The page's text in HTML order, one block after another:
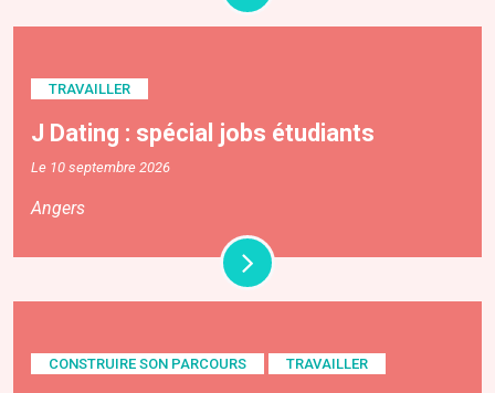
TRAVAILLER
J Dating : spécial jobs étudiants
Le 10 septembre 2026
Angers
CONSTRUIRE SON PARCOURS TRAVAILLER